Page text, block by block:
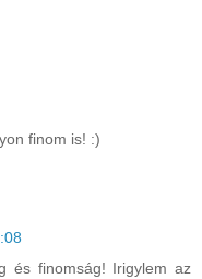
finom is! :)
és finomság! Irigylem az